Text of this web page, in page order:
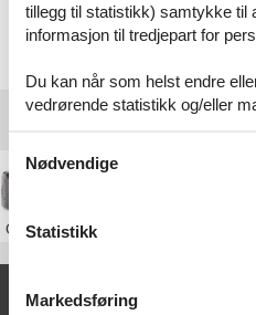
Velg mellom 109 feriehus
Feriehus Østerrike
OmØsterrike
Nylige artikler om
tillegg til statistikk) samtykke til
informasjon til tredjepart for
Du kan når som helst endre
vedrørende statistikk og/eller
Nødvendige
Statistikk
Markedsføring